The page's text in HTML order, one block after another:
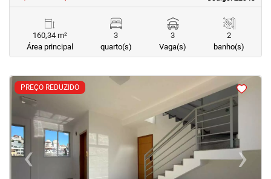
160,34 m²
Área principal
3
quarto(s)
3
Vaga(s)
2
banho(s)
PREÇO REDUZIDO
< <<<
‹Previous ›Next